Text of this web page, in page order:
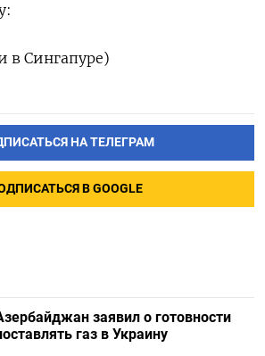
в Сингапуре)
НА ТЕЛЕГРАМ
В GOOGLE
заявил о готовности
газ в Украину